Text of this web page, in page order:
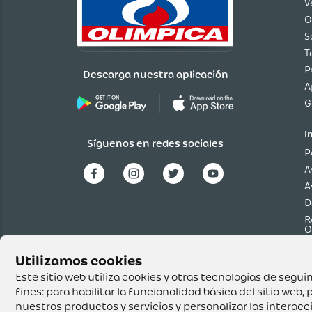
Este sitio web utiliza cookies y otras tecnologías de
fines: para habilitar la funcionalidad básica del sitio web,
nuestros productos y servicios y personalizar las
Descarga nuestra aplicación
Síguenos en redes sociales